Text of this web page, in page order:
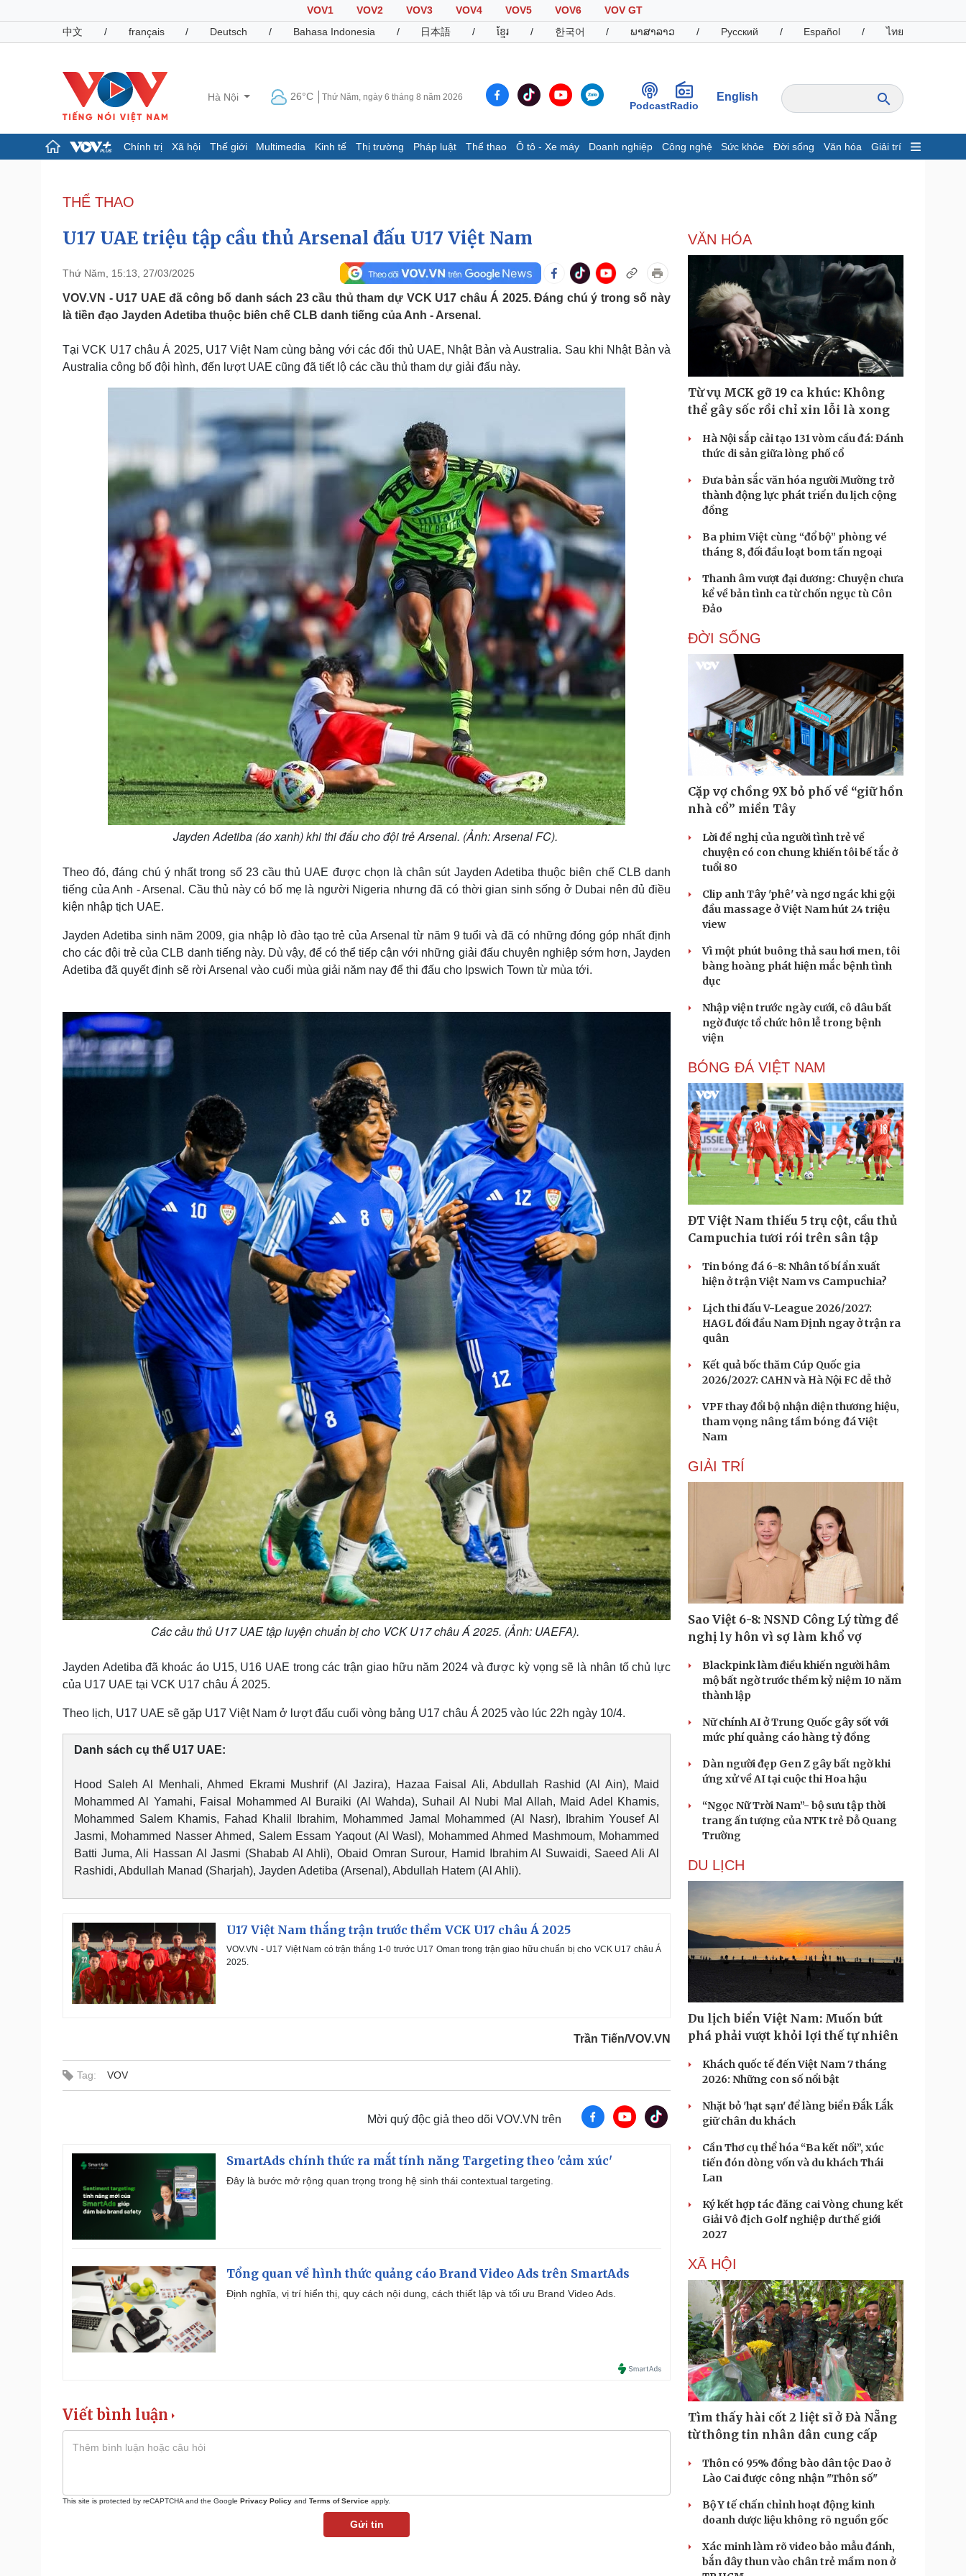
VOV1 VOV2 VOV3 VOV4 VOV5 VOV6
VOV GT
中文
/ français / Deutsch / Bahasa Indonesia / 日本語 / ខ្មែរ / 한국어 / ພາສາລາວ / Русский / Español / ไทย
Hà Nội 26°C Thứ Năm, ngày 6 tháng 8 năm 2026
PodcastRadio
English
Chính trị Xã hội Thế giới Multimedia Kinh tế Thị trường Pháp luật Thể thao Ô tô - Xe máy Doanh nghiệp Công nghệ Sức khỏe Đời sống Văn hóa Giải trí
Đảng
Tổ chức nhân sự
Nhận diện sự thật
Giáo dục
Dấu ấn VOV
Infographic
Giá cà phê
Pháp luật
Vụ án
Tư vấn luật
Quân sự - Quốc phòng
Vũ khí
Phân tích
Thể thao
Bóng đá
Thế giới thể thao
eSports
Ô tô - Xe máy
Tư vấn
Doanh nghiệp
Thông tin doanh nghiệp
Doanh nghiệp 24h
Doanh nhân
Công nghệ
Sành điệu
Tin Công nghệ
Trải nghiệm
Chuyển đổi số
Nam khoa
Làm đẹp - giảm cân
Phòng mạch online
Ăn sạch sống khỏe
Nhà đẹp
Blog
Tình yêu - Gia đình
Sân khấu - Điện ảnh
Âm nhạc
Di sản
Sao Việt
Podcast
Đọc truyện đêm khuya
Cửa sổ tình yêu
Hạt giống tâm hồn
Cải chính
THỂ THAO
U17 UAE triệu tập cầu thủ Arsenal đấu U17 Việt Nam
Thứ Năm, 15:13, 27/03/2025
VOV.VN - U17 UAE đã công bố danh sách 23 cầu thủ tham dự VCK U17 châu Á 2025. Đáng chú ý trong số này
là tiền đạo Jayden Adetiba thuộc biên chế CLB danh tiếng của Anh - Arsenal.
Tại VCK U17 châu Á 2025, U17 Việt Nam cùng bảng với các đối thủ UAE, Nhật Bản và Australia. Sau khi Nhật Bản và
Australia công bố đội hình, đến lượt UAE cũng đã tiết lộ các cầu thủ tham dự giải đấu này.
Jayden Adetiba (áo xanh) khi thi đấu cho đội trẻ Arsenal. (Ảnh: Arsenal FC).
Theo đó, đáng chú ý nhất trong số 23 cầu thủ UAE được chọn là chân sút Jayden Adetiba thuộc biên chế CLB danh
tiếng của Anh - Arsenal. Cầu thủ này có bố mẹ là người Nigeria nhưng đã có thời gian sinh sống ở Dubai nên đủ điều
kiện nhập tịch UAE.
Jayden Adetiba sinh năm 2009, gia nhập lò đào tạo trẻ của Arsenal từ năm 9 tuổi và đã có những đóng góp nhất định
cho các đội trẻ của CLB danh tiếng này. Dù vậy, để có thể tiếp cận với những giải đấu chuyên nghiệp sớm hơn, Jayden
Adetiba đã quyết định sẽ rời Arsenal vào cuối mùa giải năm nay để thi đấu cho Ipswich Town từ mùa tới.
Các cầu thủ U17 UAE tập luyện chuẩn bị cho VCK U17 châu Á 2025. (Ảnh: UAEFA).
Jayden Adetiba đã khoác áo U15, U16 UAE trong các trận giao hữu năm 2024 và được kỳ vọng sẽ là nhân tố chủ lực
của U17 UAE tại VCK U17 châu Á 2025.
Theo lịch, U17 UAE sẽ gặp U17 Việt Nam ở lượt đấu cuối vòng bảng U17 châu Á 2025 vào lúc 22h ngày 10/4.
Danh sách cụ thể U17 UAE:
Hood Saleh Al Menhali, Ahmed Ekrami Mushrif (Al Jazira), Hazaa Faisal Ali, Abdullah Rashid (Al Ain), Maid
Mohammed Al Yamahi, Faisal Mohammed Al Buraiki (Al Wahda), Suhail Al Nubi Mal Allah, Maid Adel Khamis,
Mohammed Salem Khamis, Fahad Khalil Ibrahim, Mohammed Jamal Mohammed (Al Nasr), Ibrahim Yousef Al
Jasmi, Mohammed Nasser Ahmed, Salem Essam Yaqout (Al Wasl), Mohammed Ahmed Mashmoum, Mohammed
Batti Juma, Ali Hassan Al Jasmi (Shabab Al Ahli), Obaid Omran Surour, Hamid Ibrahim Al Suwaidi, Saeed Ali Al
Rashidi, Abdullah Manad (Sharjah), Jayden Adetiba (Arsenal), Abdullah Hatem (Al Ahli).
U17 Việt Nam thắng trận trước thềm VCK U17 châu Á 2025
VOV.VN - U17 Việt Nam có trận thắng 1-0 trước U17 Oman trong trận giao hữu chuẩn bị cho VCK U17 châu Á
2025.
Trần Tiến/VOV.VN
Tag: VOV
Mời quý độc giả theo dõi VOV.VN trên
SmartAds chính thức ra mắt tính năng Targeting theo 'cảm xúc'
Đây là bước mở rộng quan trọng trong hệ sinh thái contextual targeting.
Tổng quan về hình thức quảng cáo Brand Video Ads trên SmartAds
Định nghĩa, vị trí hiển thị, quy cách nội dung, cách thiết lập và tối ưu Brand Video Ads.
Viết bình luận
This site is protected by reCAPTCHA and the Google Privacy Policy and Terms of Service apply.
Gửi tin
VĂN HÓA
Từ vụ MCK gỡ 19 ca khúc: Không
thể gây sốc rồi chỉ xin lỗi là xong
Hà Nội sắp cải tạo 131 vòm cầu đá: Đánh
thức di sản giữa lòng phố cổ
Đưa bản sắc văn hóa người Mường trở
thành động lực phát triển du lịch cộng
đồng
Ba phim Việt cùng “đổ bộ” phòng vé
tháng 8, đối đầu loạt bom tấn ngoại
Thanh âm vượt đại dương: Chuyện chưa
kể về bản tình ca từ chốn ngục tù Côn
Đảo
ĐỜI SỐNG
Cặp vợ chồng 9X bỏ phố về “giữ hồn
nhà cổ” miền Tây
Lời đề nghị của người tình trẻ về
chuyện có con chung khiến tôi bế tắc ở
tuổi 80
Clip anh Tây 'phê' và ngơ ngác khi gội
đầu massage ở Việt Nam hút 24 triệu
view
Vì một phút buông thả sau hơi men, tôi
bàng hoàng phát hiện mắc bệnh tình
dục
Nhập viện trước ngày cưới, cô dâu bất
ngờ được tổ chức hôn lễ trong bệnh
viện
BÓNG ĐÁ VIỆT NAM
ĐT Việt Nam thiếu 5 trụ cột, cầu thủ
Campuchia tươi rói trên sân tập
Tin bóng đá 6-8: Nhân tố bí ẩn xuất
hiện ở trận Việt Nam vs Campuchia?
Lịch thi đấu V-League 2026/2027:
HAGL đối đầu Nam Định ngay ở trận ra
quân
Kết quả bốc thăm Cúp Quốc gia
2026/2027: CAHN và Hà Nội FC dễ thở
VPF thay đổi bộ nhận diện thương hiệu,
tham vọng nâng tầm bóng đá Việt
Nam
GIẢI TRÍ
Sao Việt 6-8: NSND Công Lý từng đề
nghị ly hôn vì sợ làm khổ vợ
Blackpink làm điều khiến người hâm
mộ bất ngờ trước thềm kỷ niệm 10 năm
thành lập
Nữ chính AI ở Trung Quốc gây sốt với
mức phí quảng cáo hàng tỷ đồng
Dàn người đẹp Gen Z gây bất ngờ khi
ứng xử về AI tại cuộc thi Hoa hậu
“Ngọc Nữ Trời Nam”- bộ sưu tập thời
trang ấn tượng của NTK trẻ Đỗ Quang
Trường
DU LỊCH
Du lịch biển Việt Nam: Muốn bứt
phá phải vượt khỏi lợi thế tự nhiên
Khách quốc tế đến Việt Nam 7 tháng
2026: Những con số nổi bật
Nhặt bỏ 'hạt sạn' để làng biển Đắk Lắk
giữ chân du khách
Cần Thơ cụ thể hóa “Ba kết nối”, xúc
tiến đón dòng vốn và du khách Thái
Lan
Ký kết hợp tác đăng cai Vòng chung kết
Giải Vô địch Golf nghiệp dư thế giới
2027
XÃ HỘI
Tìm thấy hài cốt 2 liệt sĩ ở Đà Nẵng
từ thông tin nhân dân cung cấp
Thôn có 95% đồng bào dân tộc Dao ở
Lào Cai được công nhận "Thôn số"
Bộ Y tế chấn chỉnh hoạt động kinh
doanh dược liệu không rõ nguồn gốc
Xác minh làm rõ video bảo mẫu đánh,
bắn dây thun vào chân trẻ mầm non ở